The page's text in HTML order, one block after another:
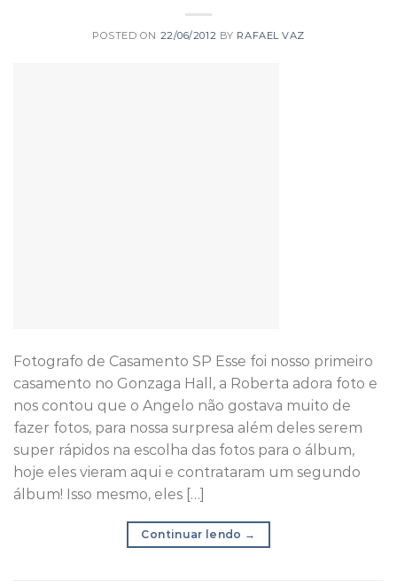
POSTED ON 22/06/2012 BY RAFAEL VAZ
Fotografo de Casamento SP Esse foi nosso primeiro
casamento no Gonzaga Hall, a Roberta adora foto e
nos contou que o Angelo não gostava muito de
fazer fotos, para nossa surpresa além deles serem
super rápidos na escolha das fotos para o álbum,
hoje eles vieram aqui e contrataram um segundo
álbum! Isso mesmo, eles […]
Continuar lendo →